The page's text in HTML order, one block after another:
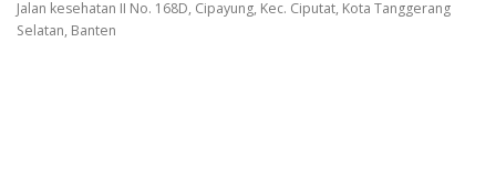
Jalan kesehatan II No. 168D, Cipayung, Kec. Ciputat, Kota Tanggerang
Selatan, Banten